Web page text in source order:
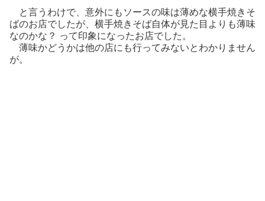
と言うわけで、意外にもソースの味は薄めな横手焼きそ
ばのお店でしたが、横手焼きそば自体が見た目よりも薄味
なのかな？ って印象になったお店でした。
薄味かどうかは他の店にも行ってみないとわかりません
が。